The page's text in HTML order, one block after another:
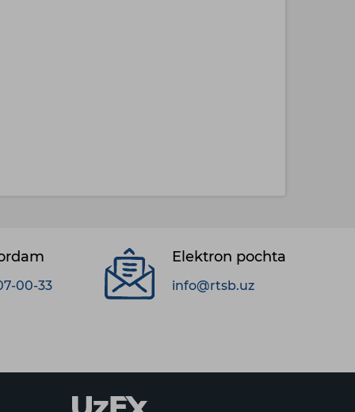
00-33
Elektron pochta
info@rtsb.uz